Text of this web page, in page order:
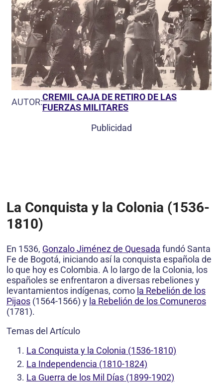
AUTOR:CREMIL CAJA DE RETIRO DE LAS
FUERZAS MILITARES
Publicidad
La Conquista y la Colonia (1536-
1810)
En 1536, Gonzalo Jiménez de Quesada fundó Santa
Fe de Bogotá, iniciando así la conquista española de
lo que hoy es Colombia. A lo largo de la Colonia, los
españoles se enfrentaron a diversas rebeliones y
levantamientos indígenas, como la Rebelión de los
Pijaos (1564-1566) y la Rebelión de los Comuneros
(1781).
Temas del Artículo
La Conquista y la Colonia (1536-1810)
La Independencia (1810-1824)
La Guerra de los Mil Días (1899-1902)